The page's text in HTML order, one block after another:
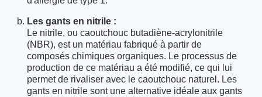
Les gants en nitrile :
Le nitrile, ou caoutchouc butadiène-acrylonitrile
(NBR), est un matériau fabriqué à partir de
composés chimiques organiques. Le processus de
production de ce matériau a été modifié, ce qui lui
permet de rivaliser avec le caoutchouc naturel. Les
gants en nitrile sont une alternative idéale aux gants